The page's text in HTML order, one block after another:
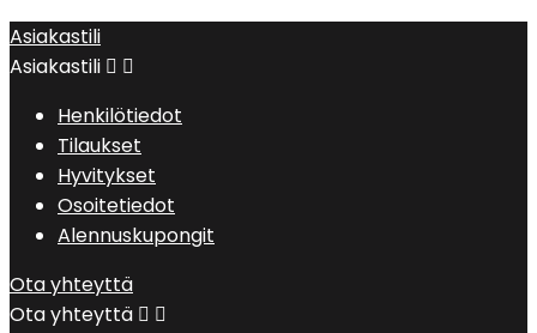
Asiakastili
Asiakastili  
Henkilötiedot
Tilaukset
Hyvitykset
Osoitetiedot
Alennuskupongit
Ota yhteyttä
Ota yhteyttä  